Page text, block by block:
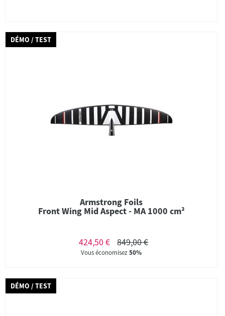
DÉMO / TEST
Armstrong Foils
Front Wing Mid Aspect - MA 1000 cm²
424,50 € 849,00 €
Vous économisez50%
DÉMO / TEST